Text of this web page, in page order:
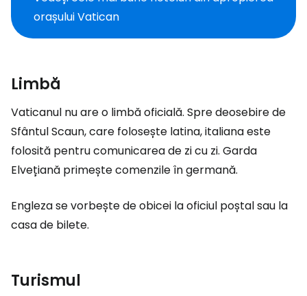
orașului Vatican
Limbă
Vaticanul nu are o limbă oficială. Spre deosebire de
Sfântul Scaun, care folosește latina, italiana este
folosită pentru comunicarea de zi cu zi. Garda
Elvețiană primește comenzile în germană.
Engleza se vorbește de obicei la oficiul poștal sau la
casa de bilete.
Turismul